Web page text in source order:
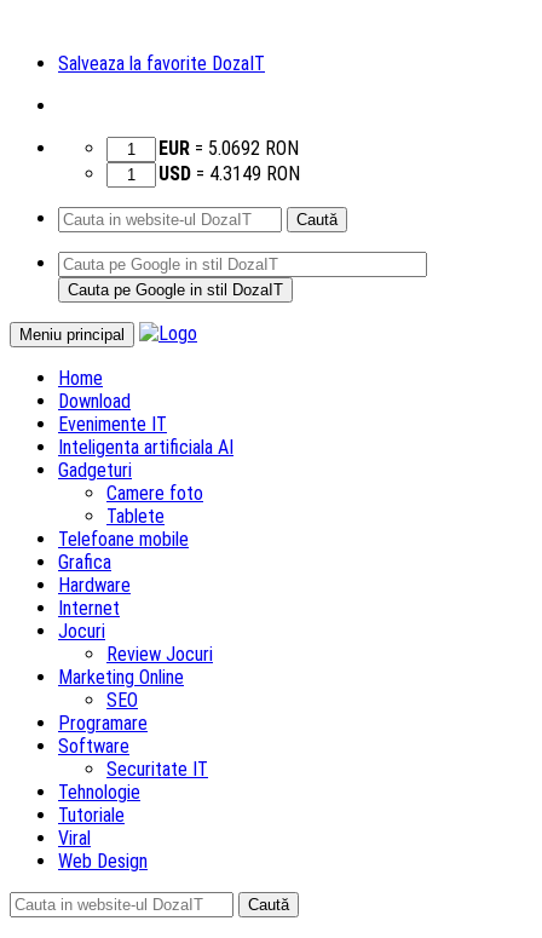
Salveaza la favorite DozaIT
EUR = 5.0692 RON
USD = 4.3149 RON
Caută
după:
Meniu principal
Sari
Home
Download
Evenimente IT
Inteligenta artificiala AI
Gadgeturi
Camere foto
Tablete
Telefoane mobile
Grafica
Hardware
Internet
Jocuri
Review Jocuri
Marketing Online
SEO
Programare
Software
Securitate IT
Tehnologie
Tutoriale
Viral
Web Design
Caută
după: